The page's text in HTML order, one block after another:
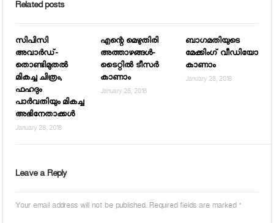
Related posts
സിപിസി
അവാര്‍ഡ്-
തൊണ്ടിമുതല്‍
മികച്ച ചിത്രം,
ഫഹദും
പാര്‍വതിയും മികച്ച
അഭിനേതാക്കള്‍
January 28, 2018
എന്റെ മെഴുതിരി
അത്താഴങ്ങള്‍-
ടൈറ്റില്‍ ടീസര്‍
കാണാം
January 28, 2018
ബാഗമതിയുടെ
മേക്കിംഗ് വീഡിയോ
കാണാം
January 28, 2018
Leave a Reply
Your email address will not be published. Required fields are marked *